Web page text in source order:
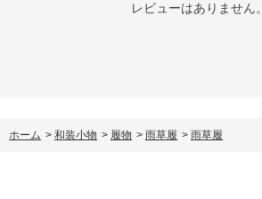
レビューはありません。
ホーム > 和装小物 > 履物 > 雨草履 > 雨草履